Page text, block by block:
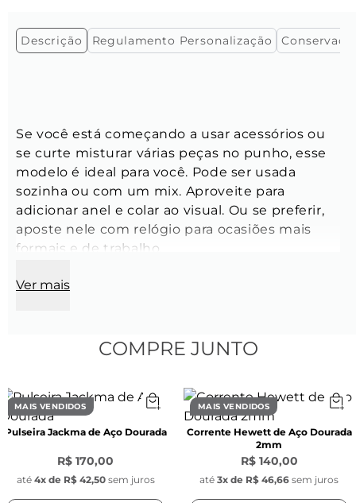
Descrição Regulamento Personalização
Se você está começando a usar acessórios ou
se curte misturar várias peças no punho, esse
modelo é ideal para você. Pode ser usada
sozinha ou com um mix. Aproveite para
adicionar anel e colar ao visual. Ou se preferir,
aposte nele com relógio para ocasiões mais
formais e de trabalho.
Key Design na face anterior da peça
Largura: 4 mm
Dourado
Espessura: 1,90 mm
Ver mais
COMPRE JUNTO
MAIS VENDIDOS
Pulseira Jackma de Aço Dourada
R$ 170,00
até 4x de R$ 42,50 sem juros
MAIS VENDIDOS
Corrente Hewett de Aço Dourada
2mm
R$ 140,00
até 3x de R$ 46,66 sem juros